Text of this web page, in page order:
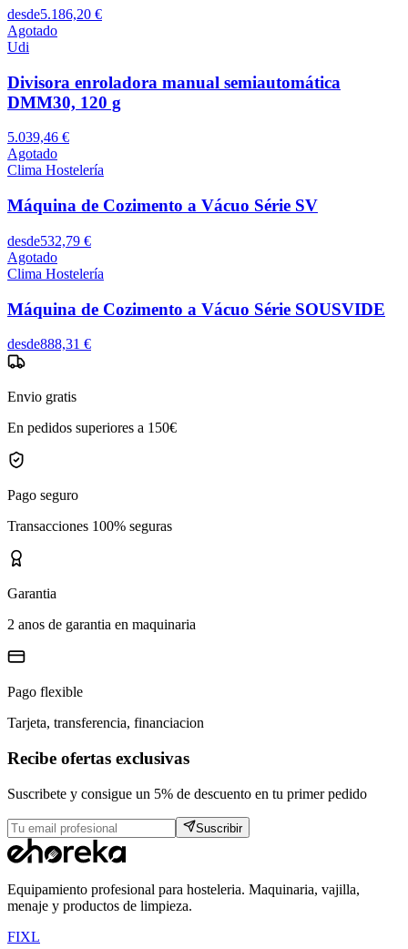
desde5.186,20 €
Agotado
Udi
Divisora enroladora manual semiautomática
DMM30, 120 g
5.039,46 €
Agotado
Clima Hostelería
Máquina de Cozimento a Vácuo Série SV
desde532,79 €
Agotado
Clima Hostelería
Máquina de Cozimento a Vácuo Série SOUSVIDE
desde888,31 €
Envio gratis
En pedidos superiores a 150€
Pago seguro
Transacciones 100% seguras
Garantia
2 anos de garantia en maquinaria
Pago flexible
Tarjeta, transferencia, financiacion
Recibe ofertas exclusivas
Suscribete y consigue un 5% de descuento en tu primer pedido
Suscribir
Equipamiento profesional para hosteleria. Maquinaria, vajilla,
menaje y productos de limpieza.
FIXL